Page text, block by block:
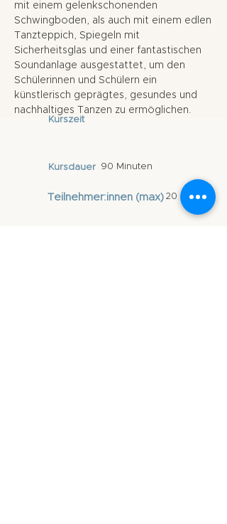
mit einem gelenkschonenden
Schwingboden, als auch mit einem edlen
Tanzteppich, Spiegeln mit
Sicherheitsglas und einer fantastischen
Soundanlage ausgestattet, um den
Schülerinnen und Schülern ein
künstlerisch geprägtes, gesundes und
nachhaltiges Tanzen zu ermöglichen.
Kurszeit
Kursdauer 90 Minuten
Teilnehmer:innen (max) 20